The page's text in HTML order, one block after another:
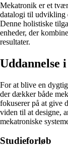
Mekatronik er et
datalogi til udvikling
Denne holistiske
enheder, der
resultater.
Uddannelse
For at blive en
der dækker både
fokuserer på at give
viden til at designe,
mekatroniske
Studieforløb